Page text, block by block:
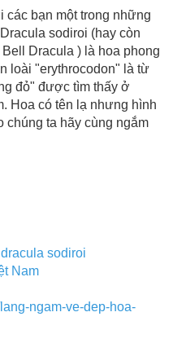
các bạn một trong những
sodiroi (hay còn
Dracula ) là hoa phong
loài "erythrocodon" là từ
đỏ" được tìm thấy ở
Hoa có tên lạ nhưng hình
chúng ta hãy cùng ngắm
dracula sodiroi
Nam
ngam-ve-dep-hoa-